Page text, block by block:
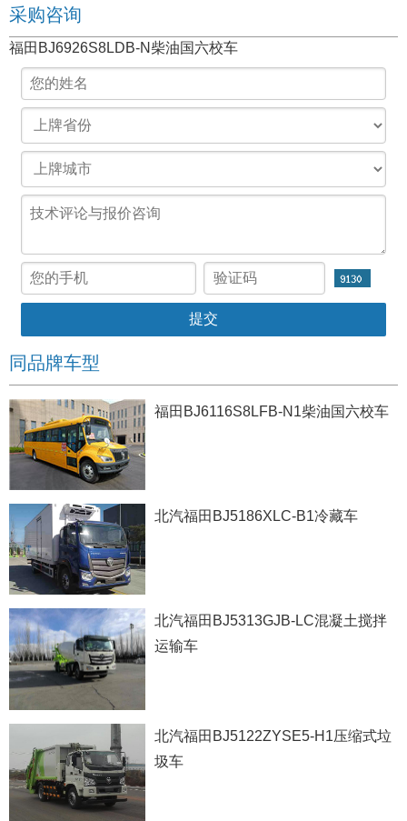
采购咨询
福田BJ6926S8LDB-N柴油国六校车
同品牌车型
福田BJ6116S8LFB-N1柴油国六校车
北汽福田BJ5186XLC-B1冷藏车
北汽福田BJ5313GJB-LC混凝土搅拌
运输车
北汽福田BJ5122ZYSE5-H1压缩式垃
圾车